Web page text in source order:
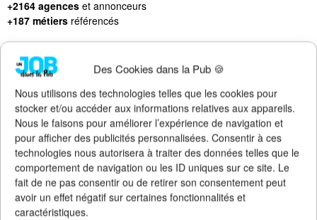
Des Cookies dans la Pub 🍪
Nous utilisons des technologies telles que les cookies pour
stocker et/ou accéder aux informations relatives aux appareils.
Nous le faisons pour améliorer l’expérience de navigation et
pour afficher des publicités personnalisées. Consentir à ces
technologies nous autorisera à traiter des données telles que le
comportement de navigation ou les ID uniques sur ce site. Le
fait de ne pas consentir ou de retirer son consentement peut
avoir un effet négatif sur certaines fonctionnalités et
caractéristiques.
+2164 agences et annonceurs
+187 métiers référencés
LES DERNIERS JOBS PUBLIÉS
CDI : Directeur de Clientè chez Socialy
CDI : Social Media Manager chez Socialy
Altern : Chef de Publicité Ju chez Publicis Con
CDI : Responsable Social Me chez Béaba
CDI : TV Producer chez McCann Paris
Stage : Chef de Projet chez Publicis Con
Stage : Chef de Projet chez Raymonde